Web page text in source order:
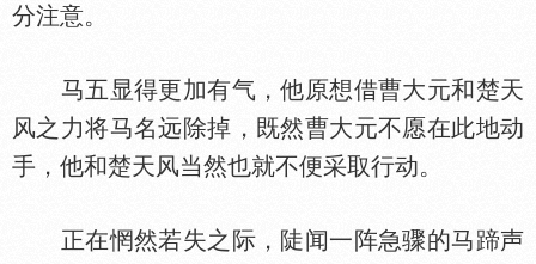
分注意。
马五显得更加有气，他原想借曹大元和楚天
风之力将马名远除掉，既然曹大元不愿在此地动
手，他和楚天风当然也就不便采取行动。
正在惘然若失之际，陡闻一阵急骤的马蹄声